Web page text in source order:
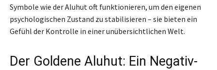
Symbole wie der Aluhut oft funktionieren, um den eigenen
psychologischen Zustand zu stabilisieren – sie bieten ein
Gefühl der Kontrolle in einer unübersichtlichen Welt.
Der Goldene Aluhut: Ein Negativ-